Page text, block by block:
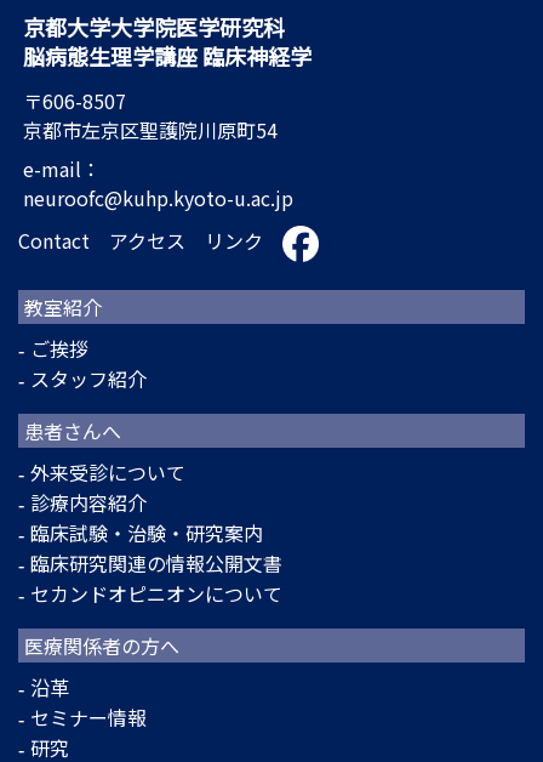
京都大学大学院医学研究科
脳病態生理学講座 臨床神経学
〒606-8507
京都市左京区聖護院川原町54
e-mail：
neuroofc@kuhp.kyoto-u.ac.jp
Contact
アクセス リンク
教室紹介
ご挨拶
スタッフ紹介
患者さんへ
外来受診について
診療内容紹介
臨床試験・治験・研究案内
臨床研究関連の情報公開文書
セカンドオピニオンについて
医療関係者の方へ
沿革
セミナー情報
研究